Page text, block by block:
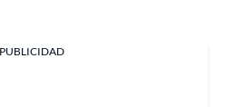
PUBLICIDAD